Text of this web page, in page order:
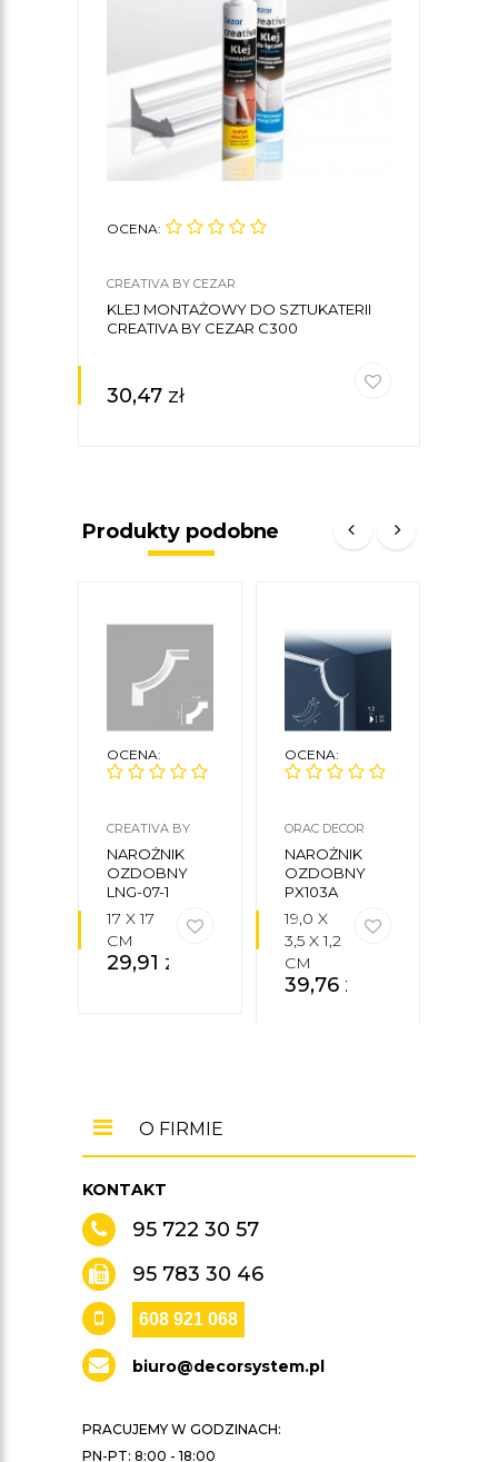
OCENA:
CREATIVA BY CEZAR
KLEJ MONTAŻOWY DO SZTUKATERII
CREATIVA BY CEZAR C300
30,47 zł
Produkty podobne
OCENA:
CREATIVA BY
CEZAR
NAROŻNIK
OZDOBNY
LNG-07-1
17 X 17
CM
29,91 zł
OCENA:
ORAC DECOR
NAROŻNIK
OZDOBNY
PX103A
19,0 X
3,5 X 1,2
CM
39,76 zł
KONTAKT
95 722 30 57
95 783 30 46
608 921 068
biuro@decorsystem.pl
PRACUJEMY W GODZINACH:
PN-PT: 8:00 - 18:00
O FIRMIE